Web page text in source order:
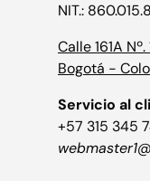
NIT.:
Calle 161A
Bogotá -
Servicio al
+57 315 345